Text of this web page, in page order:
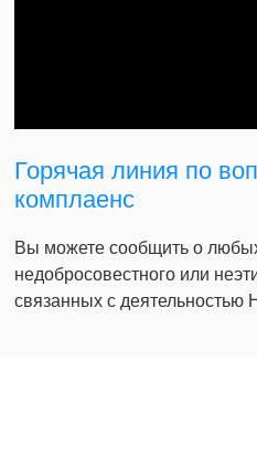
Горячая линия по
комплаенс
Вы можете сообщить о
недобросовестного или
связанных с деятельностью